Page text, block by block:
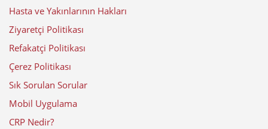
Hasta ve Yakınlarının Hakları
Ziyaretçi Politikası
Refakatçi Politikası
Çerez Politikası
Sık Sorulan Sorular
Mobil Uygulama
CRP Nedir?